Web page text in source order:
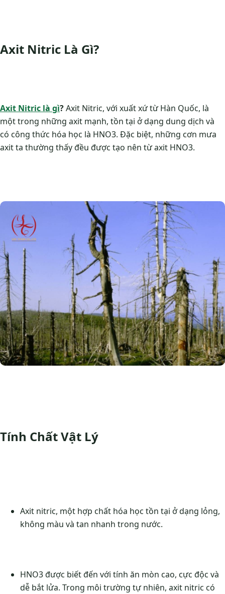
Axit Nitric Là Gì?
Axit Nitric là gì?Axit Nitric, với xuất xứ từ Hàn Quốc, là
một trong những axit mạnh, tồn tại ở dạng dung dịch và
có công thức hóa học là HNO3. Đặc biệt, những cơn mưa
axit ta thường thấy đều được tạo nên từ axit HNO3.
Tính Chất Vật Lý
Axit nitric, một hợp chất hóa học tồn tại ở dạng lỏng,
không màu và tan nhanh trong nước.
HNO3 được biết đến với tính ăn mòn cao, cực độc và
dễ bắt lửa. Trong môi trường tự nhiên, axit nitric có